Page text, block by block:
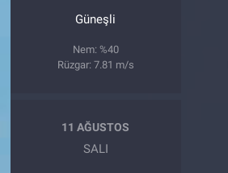
Güneşli
Nem: %40
Rüzgar: 7.81 m/s
11 AĞUSTOS
SALI